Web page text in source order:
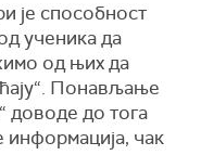
је способност
ученика да
од њих да
Понављање
доводе до тога
информација, чак